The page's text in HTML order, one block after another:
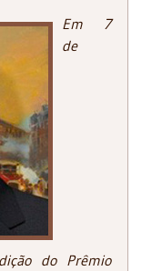
Em 7
de
do Prêmio